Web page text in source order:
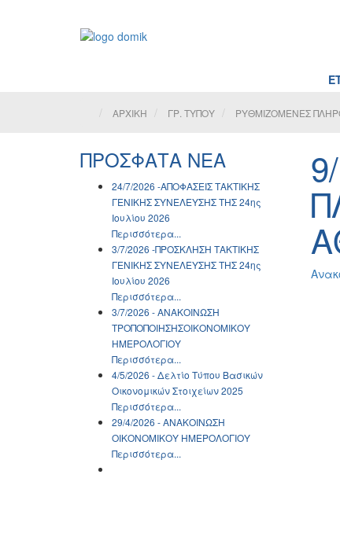
ΑΡΧΙΚΗ ΓΡ. ΤΥΠΟΥ ΡΥΘΜΙΖΟΜΕΝΕΣ
ΠΡΟΣΦΑΤΑ ΝΕΑ
24/7/2026 -ΑΠΟΦΑΣΕΙΣ ΤΑΚΤΙΚΗΣ
ΓΕΝΙΚΗΣ ΣΥΝΕΛΕΥΣΗΣ ΤΗΣ 24ης
Ιουλίου 2026
Περισσότερα...
3/7/2026 -ΠΡΟΣΚΛΗΣΗ ΤΑΚΤΙΚΗΣ
ΓΕΝΙΚΗΣ ΣΥΝΕΛΕΥΣΗΣ ΤΗΣ 24ης
Ιουλίου 2026
Περισσότερα...
3/7/2026 - ΑΝΑΚΟΙΝΩΣH
ΤΡΟΠΟΠΟΙΗΣΗΣΟΙΚΟΝΟΜΙΚΟΥ
ΗΜΕΡΟΛΟΓΙΟΥ
Περισσότερα...
4/5/2026 - Δελτίο Τύπου Βασικών
Οικονομικών Στοιχείων 2025
Περισσότερα...
29/4/2026 - ΑΝΑΚΟΙΝΩΣH
ΟΙΚΟΝΟΜΙΚΟΥ ΗΜΕΡΟΛΟΓΙΟΥ
Περισσότερα...